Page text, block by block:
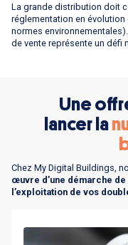
La grande distribution doit
réglementation en
normes
de vente représente un défi
Une
lancer la
Chez My Digital Buildings,
œuvre d’une démarche
l’exploitation de vos